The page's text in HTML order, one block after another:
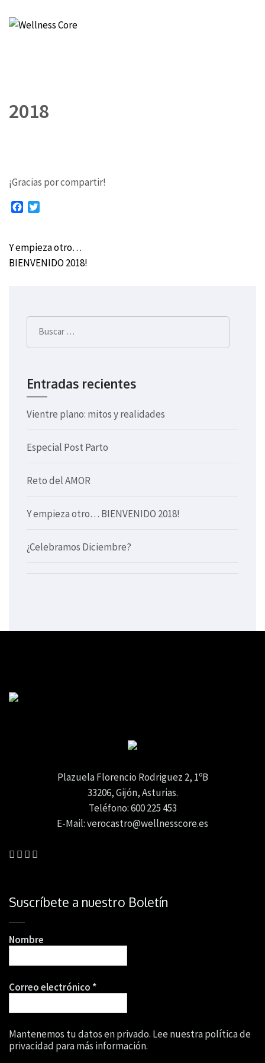
2018
¡Gracias por compartir!
Facebook
Navegación
Y empieza otro…
BIENVENIDO 2018!
Buscar:
Entradas recientes
Vientre plano: mitos y realidades
Especial Post Parto
Reto del AMOR
Y empieza otro… BIENVENIDO 2018!
¿Celebramos Diciembre?
Plazuela Florencio Rodriguez 2, 1ºB
33206, Gijón, Asturias.
Teléfono: 600 225 453
E-Mail: verocastro@wellnesscore.es
Suscríbete a nuestro Boletín
Nombre
Correo electrónico *
Mantenemos tu datos en privado. Lee nuestra política de
privacidad para más información.